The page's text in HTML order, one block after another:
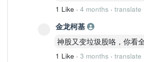
1 Like · 4 months · translate
金龙柯基
神股又变垃圾股咯，你看
1 Like · 3 months · translate